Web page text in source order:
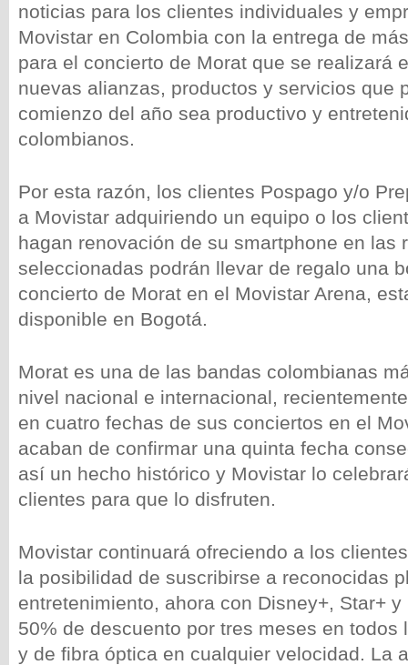
noticias para los clientes individuales y
Movistar en Colombia con la entrega de
para el concierto de Morat que se realizará
nuevas alianzas, productos y servicios que
comienzo del año sea productivo y
colombianos.
Por esta razón, los clientes Pospago y/o
a Movistar adquiriendo un equipo o los
hagan renovación de su smartphone en las
seleccionadas podrán llevar de regalo una
concierto de Morat en el Movistar Arena,
disponible en Bogotá.
Morat es una de las bandas colombianas
nivel nacional e internacional,
en cuatro fechas de sus conciertos en el
acaban de confirmar una quinta fecha
así un hecho histórico y Movistar lo
clientes para que lo disfruten.
Movistar continuará ofreciendo a los
la posibilidad de suscribirse a reconocidas
entretenimiento, ahora con Disney+, Star+
50% de descuento por tres meses en todos
y de fibra óptica en cualquier velocidad. La
wp-